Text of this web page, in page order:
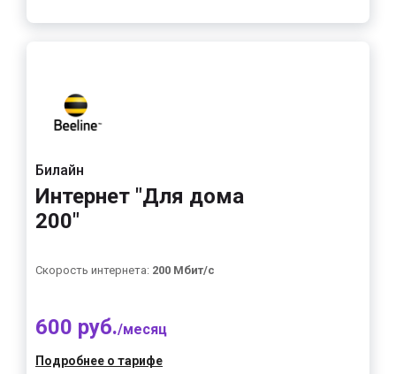
Билайн
Интернет "Для дома
200"
Скорость интернета: 200 Мбит/с
600 руб./месяц
Подробнее о тарифе